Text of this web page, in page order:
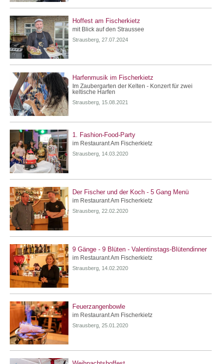
Hoffest am Fischerkietz
mit Blick auf den Straussee
Strausberg, 27.07.2024
Harfenmusik im Fischerkietz
Im Zaubergarten der Kelten - Konzert für zwei
keltische Harfen
Strausberg, 15.08.2021
1. Fashion-Food-Party
im Restaurant Am Fischerkietz
Strausberg, 14.03.2020
Der Fischer und der Koch - 5 Gang Menü
im Restaurant Am Fischerkietz
Strausberg, 22.02.2020
9 Gänge - 9 Blüten - Valentinstags-Blütendinner
im Restaurant Am Fischerkietz
Strausberg, 14.02.2020
Feuerzangenbowle
im Restaurant Am Fischerkietz
Strausberg, 25.01.2020